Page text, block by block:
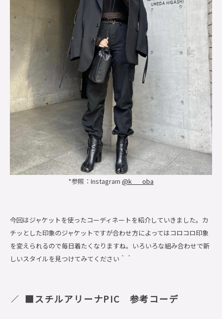
*参照：Instagram @k___oba
今回はジャケットを使ったコーディネートを紹介していきました。カ
チッとした印象のジャケットですが合わせ方によってはコロコロ印象
を変えられるので毎日着たくなりますね。いろいろな組み合わせで新
しいスタイルを見つけてみてください＾＾
■スチルアリーナPIC 参考コーデ